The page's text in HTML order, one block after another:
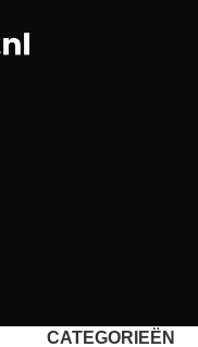
CATEGORIEËN